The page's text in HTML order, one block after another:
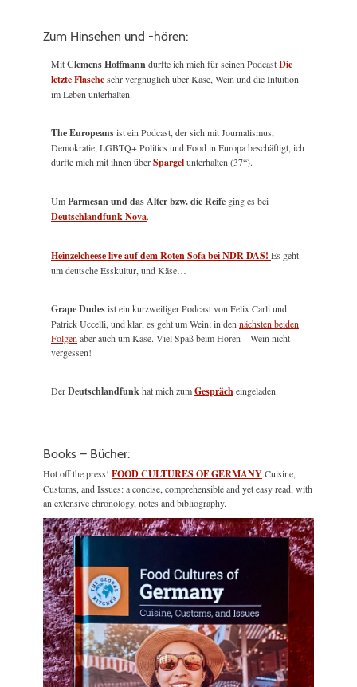
Zum Hinsehen und -hören:
MitClemens Hoffmanndurfte ich mich für seinen PodcastDie
letzte Flaschesehr vergnüglich über Käse, Wein und die Intuition
im Leben unterhalten.
The Europeansist ein Podcast, der sich mit Journalismus,
Demokratie, LGBTQ+ Politics und Food in Europa beschäftigt, ich
durfte mich mit ihnen überSpargelunterhalten (37“).
UmParmesan und das Alter bzw. die Reife ging es bei
Deutschlandfunk Nova.
Heinzelcheese live auf dem Roten Sofa bei NDR DAS! Es geht
um deutsche Esskultur, und Käse…
Grape Dudesist ein kurzweiliger Podcast von Felix Carli und
Patrick Uccelli, und klar, es geht um Wein; in den nächsten beiden
Folgen aber auch um Käse. Viel Spaß beim Hören – Wein nicht
vergessen!
DerDeutschlandfunkhat mich zumGesprächeingeladen.
Books – Bücher:
Hot off the press! FOOD CULTURES OF GERMANYCuisine,
Customs, and Issues: a concise, comprehensible and yet easy read, with
an extensive chronology, notes and bibliography.